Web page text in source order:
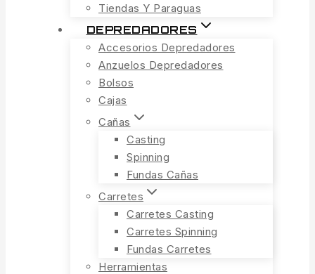
Tiendas Y Paraguas
DEPREDADORES
Accesorios Depredadores
Anzuelos Depredadores
Bolsos
Cajas
Cañas
Casting
Spinning
Fundas Cañas
Carretes
Carretes Casting
Carretes Spinning
Fundas Carretes
Herramientas